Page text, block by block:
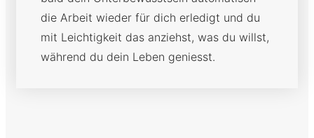
die Arbeit wieder für dich erledigt und du
mit Leichtigkeit das anziehst, was du willst,
während du dein Leben geniesst.